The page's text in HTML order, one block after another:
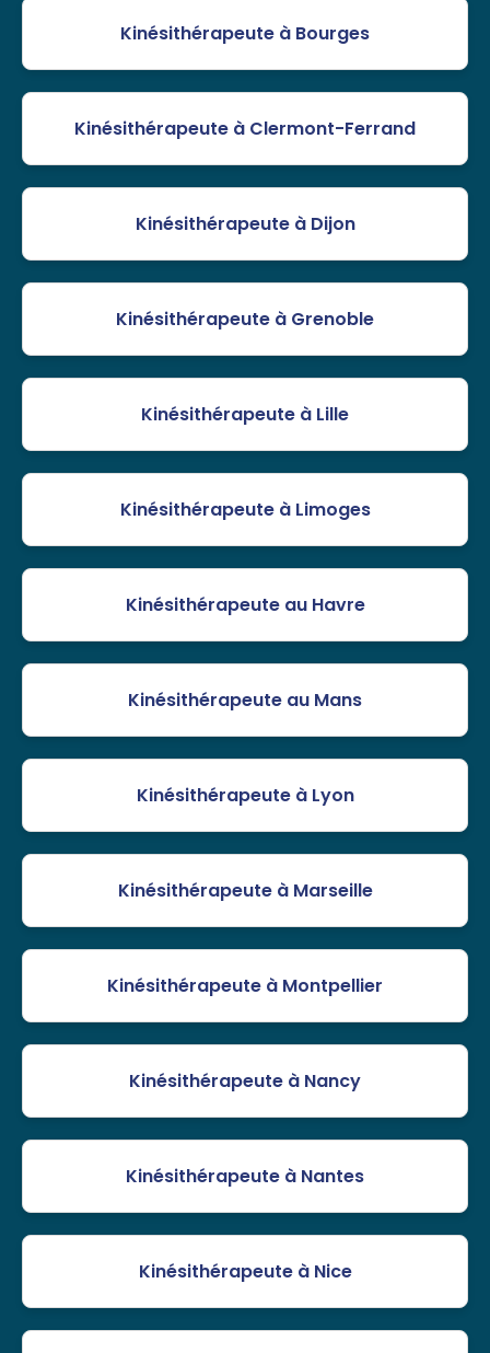
Kinésithérapeute à Bourges
Kinésithérapeute à Clermont-Ferrand
Kinésithérapeute à Dijon
Kinésithérapeute à Grenoble
Kinésithérapeute à Lille
Kinésithérapeute à Limoges
Kinésithérapeute au Havre
Kinésithérapeute au Mans
Kinésithérapeute à Lyon
Kinésithérapeute à Marseille
Kinésithérapeute à Montpellier
Kinésithérapeute à Nancy
Kinésithérapeute à Nantes
Kinésithérapeute à Nice